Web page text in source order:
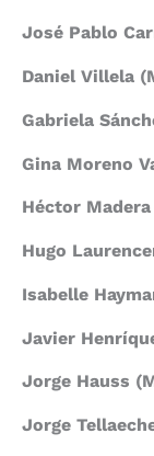
José Pablo
Daniel Villela
Gabriela
Gina Moreno
Héctor Madera
Hugo
Isabelle
Javier
Jorge Hauss
Jorge